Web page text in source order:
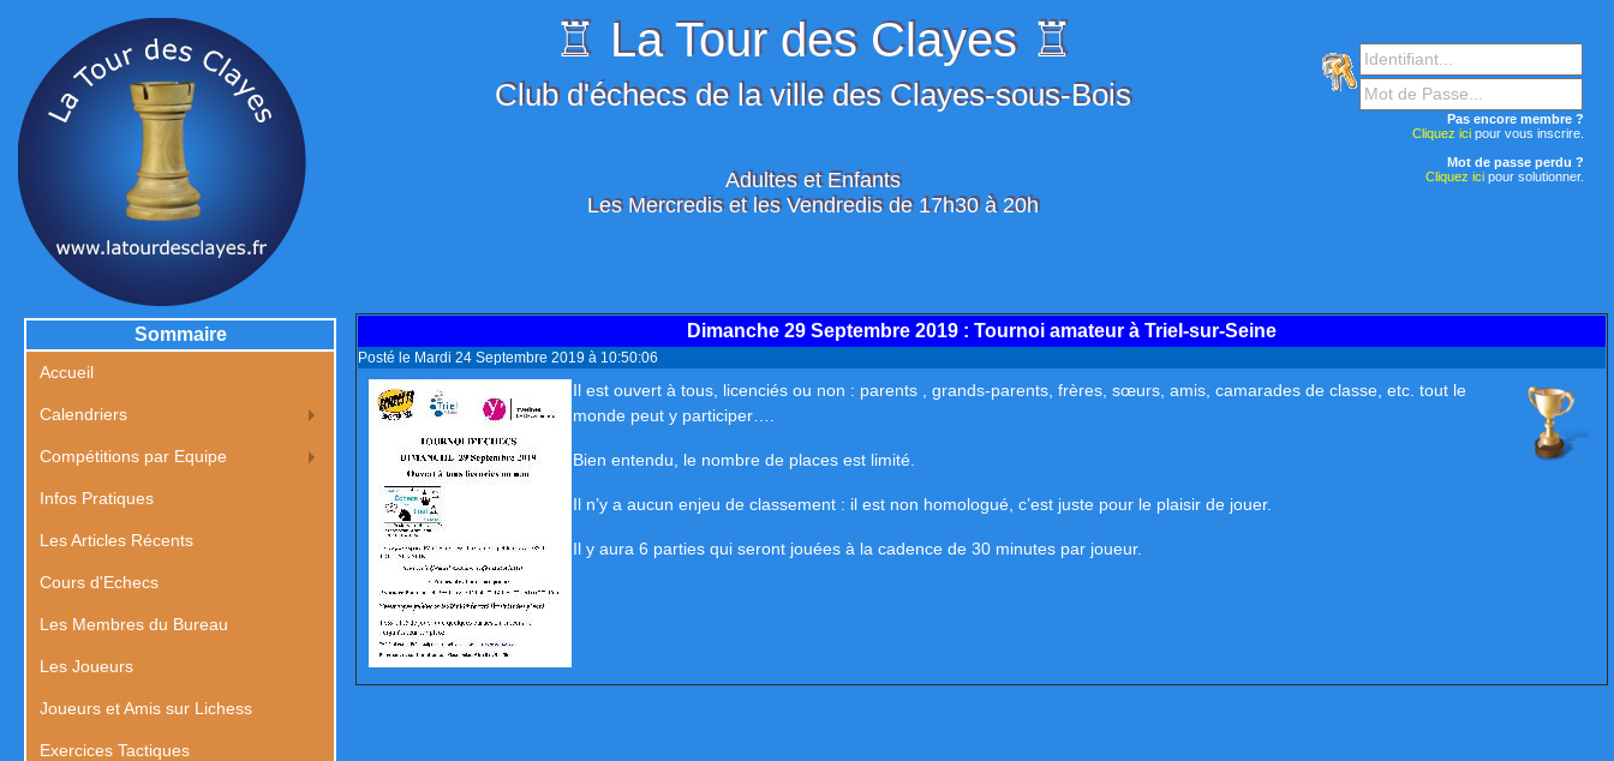
♖ La Tour des Clayes ♖
Club d'échecs de la ville des Clayes-sous-Bois
Adultes et Enfants
Les Mercredis et les Vendredis de 17h30 à 20h
Pas encore membre ?
Cliquez icipour vous inscrire.
Mot de passe perdu ?
Cliquez icipour solutionner.
Dimanche 29 Septembre 2019 : Tournoi amateur à Triel-sur-Seine
Posté le Mardi 24 Septembre 2019 à 10:50:06
Il est ouvert à tous, licenciés ou non : parents , grands-parents, frères, sœurs, amis, camarades de classe, etc. tout le
monde peut y participer….
Bien entendu, le nombre de places est limité.
Il n’y a aucun enjeu de classement : il est non homologué, c’est juste pour le plaisir de jouer.
Il y aura 6 parties qui seront jouées à la cadence de 30 minutes par joueur.
Sommaire
Accueil
Calendriers
Compétitions par Equipe
Infos Pratiques
Les Articles Récents
Cours d'Echecs
Les Membres du Bureau
Les Joueurs
Joueurs et Amis sur Lichess
Exercices Tactiques